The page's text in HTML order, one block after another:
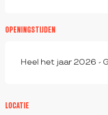
OPENINGSTIJDEN
Heel het jaar 2026 -
LOCATIE